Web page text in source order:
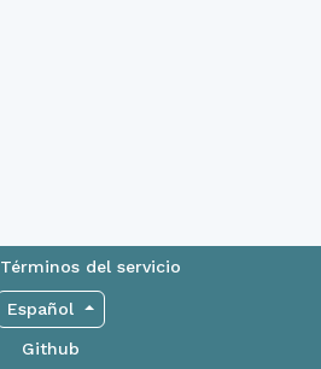
Términos del servicio
Español
Github